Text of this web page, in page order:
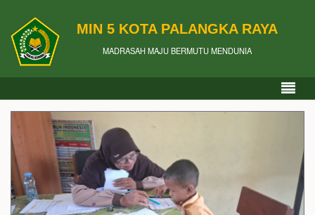
MIN 5 KOTA PALANGKA RAYA
MADRASAH MAJU BERMUTU MENDUNIA